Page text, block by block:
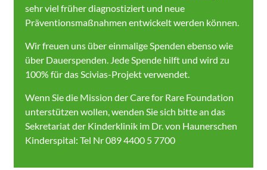
sehr viel früher diagnostiziert und neue
Präventionsmaßnahmen entwickelt werden können.
Wir freuen uns über einmalige Spenden ebenso wie
über Dauerspenden. Jede Spende hilft und wird zu
100% für das Scivias-Projekt verwendet.
Wenn Sie die Mission der Care for Rare Foundation
unterstützen wollen, wenden Sie sich bitte an das
Sekretariat der Kinderklinik im Dr. von Haunerschen
Kinderspital: Tel Nr 089 4400 5 7700